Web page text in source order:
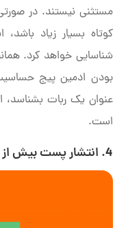
مستثنی نیستند. در
کوتاه بسیار زیاد
شناسایی خواهد کرد.
بودن ادمین پیج حساسیت
عنوان یک ربات بشناسد،
است.
4. انتشار پست بیش از اندازه